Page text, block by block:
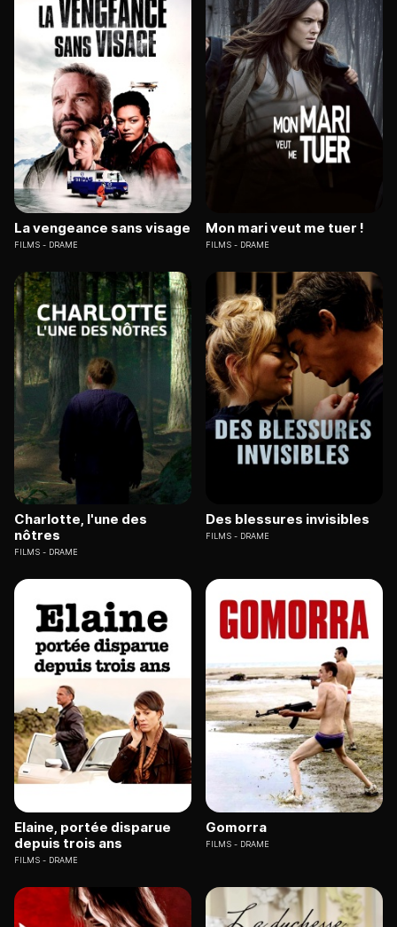
La vengeance sans visage
FILMS DRAME
Mon mari veut me tuer !
FILMS DRAME
Charlotte, l'une des
nôtres
FILMS DRAME
Des blessures invisibles
FILMS DRAME
Elaine, portée disparue
depuis trois ans
FILMS DRAME
Gomorra
FILMS DRAME